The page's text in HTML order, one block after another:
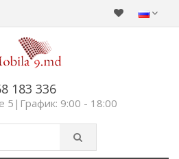
183 336
5|График: 9:00 - 18:00